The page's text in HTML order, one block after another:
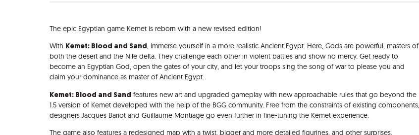
Opis
The epic Egyptian game Kemet is reborn with a new revised edition!
With Kemet: Blood and Sand, immerse yourself in a more realistic Ancient Egypt. Here, Gods are powerful, masters of
both the desert and the Nile delta. They challenge each other in violent battles and show no mercy. Get ready to
become an Egyptian God, open the gates of your city, and let your troops sing the song of war to please you and
claim your dominance as master of Ancient Egypt.
Kemet: Blood and Sand features new art and upgraded gameplay with new approachable rules that go beyond the
1.5 version of Kemet developed with the help of the BGG community. Free from the constraints of existing components,
designers Jacques Bariot and Guillaume Montiage go even further in fine-tuning the Kemet experience.
The game also features a redesigned map with a twist, bigger and more detailed figurines, and other surprises.